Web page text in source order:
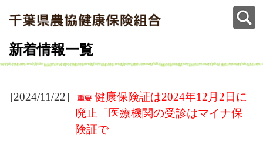
新着情報一覧
[2024/11/22]
健康保険証は2024年12月2日に
廃止「医療機関の受診はマイナ保
険証で」